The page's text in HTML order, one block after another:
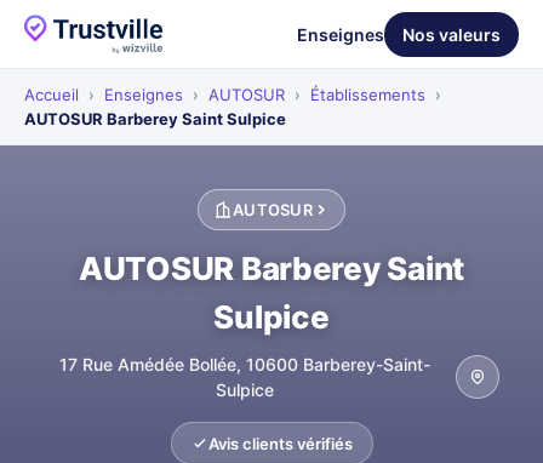
Enseignes Nos valeurs
Accueil › Enseignes › AUTOSUR › Établissements
›
AUTOSUR Barberey Saint Sulpice
AUTOSUR
AUTOSUR Barberey Saint
Sulpice
17 Rue Amédée Bollée, 10600 Barberey-Saint-
Sulpice
Avis clients vérifiés